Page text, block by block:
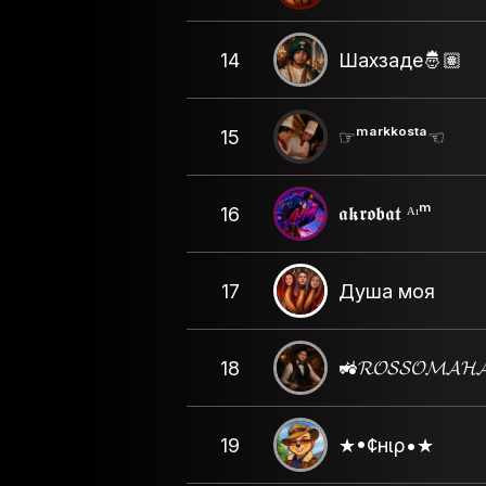
14 Шахзаде🤴🏽
15 ☞ᵐᵃʳᵏᵏᵒˢᵗᵃ☜
16 𝖆𝖐𝖗𝖔𝖇𝖆𝖙 ᴬᶦᵐ
17 Душа моя
18
19 ★•¢нιρ•★